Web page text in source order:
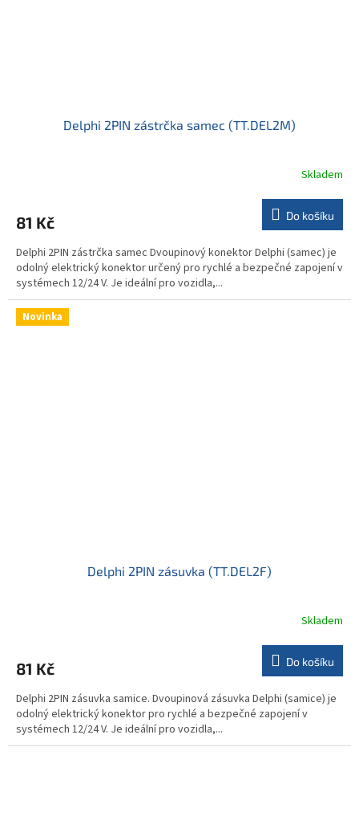
Delphi 2PIN zástrčka samec (TT.DEL2M)
Skladem
81 Kč Do košíku
Delphi 2PIN zástrčka samec Dvoupinový konektor Delphi (samec) je
odolný elektrický konektor určený pro rychlé a bezpečné zapojení v
systémech 12/24 V. Je ideální pro vozidla,...
Novinka
Delphi 2PIN zásuvka (TT.DEL2F)
Skladem
81 Kč Do košíku
Delphi 2PIN zásuvka samice. Dvoupinová zásuvka Delphi (samice) je
odolný elektrický konektor pro rychlé a bezpečné zapojení v
systémech 12/24 V. Je ideální pro vozidla,...